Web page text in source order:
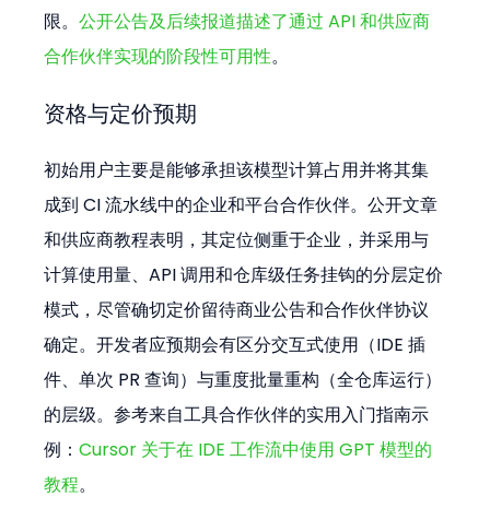
限。公开公告及后续报道描述了通过 API 和供应商
合作伙伴实现的阶段性可用性。
资格与定价预期
初始用户主要是能够承担该模型计算占用并将其集
成到 CI 流水线中的企业和平台合作伙伴。公开文章
和供应商教程表明，其定位侧重于企业，并采用与
计算使用量、API 调用和仓库级任务挂钩的分层定价
模式，尽管确切定价留待商业公告和合作伙伴协议
确定。开发者应预期会有区分交互式使用（IDE 插
件、单次 PR 查询）与重度批量重构（全仓库运行）
的层级。参考来自工具合作伙伴的实用入门指南示
例：Cursor 关于在 IDE 工作流中使用 GPT 模型的
教程。